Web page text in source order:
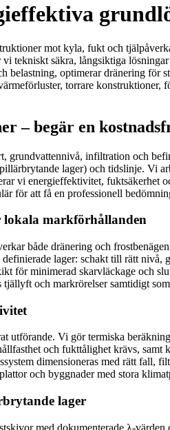
mot kyla, fukt och
tekniskt säkra, långsiktiga
optimerar dränering för
torrare
– begär en
grundvattennivå, infiltration och
lager) och tidslinje.
vi energieffektivitet, fuktsäkerhet
för att få en professionell
lokala markförhållanden
både dränering och
lager: schakt till rätt
för minimerad skarvläckage och
och markrörelser samtidigt
Vi gör termiska
och fukttålighet krävs,
dimensioneras med rätt
och byggnader med stora
lager
med dokumenterade λ-